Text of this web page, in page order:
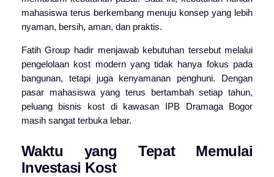
mahasiswa terus berkembang menuju konsep yang lebih
nyaman, bersih, aman, dan praktis.
Fatih Group hadir menjawab kebutuhan tersebut melalui
pengelolaan kost modern yang tidak hanya fokus pada
bangunan, tetapi juga kenyamanan penghuni. Dengan
pasar mahasiswa yang terus bertambah setiap tahun,
peluang bisnis kost di kawasan IPB Dramaga Bogor
masih sangat terbuka lebar.
Waktu yang Tepat Memulai
Investasi Kost